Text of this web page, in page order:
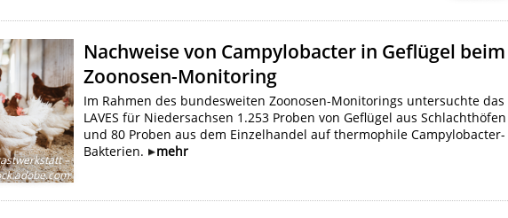
–
Nachweise von Campylobacter in Geflügel beim
Zoonosen-Monitoring
Im Rahmen des bundesweiten Zoonosen-Monitorings untersuchte das
LAVES für Niedersachsen 1.253 Proben von Geflügel aus Schlachthöfen
und 80 Proben aus dem Einzelhandel auf thermophile Campylobacter-
Bakterien.
mehr